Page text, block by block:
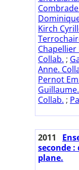
Kirch
Chapellier
Collab. ;
Anne.
Pernot
Collab. ;
2011
seconde
plane.